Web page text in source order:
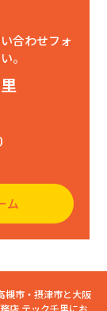
合わせフォ
。
ム
槻市・摂津市と大阪
店 テック千里にお